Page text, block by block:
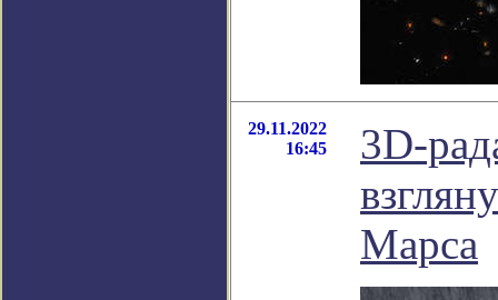
29.11.2022
16:45
3D-
Марса